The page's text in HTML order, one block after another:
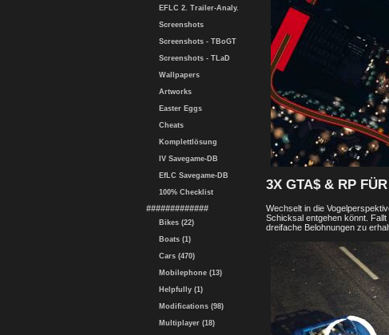
EFLC 2. Trailer-Analy.
Screenshots
Screenshots - TBoGT
Screenshots - TLaD
Wallpapers
Artworks
Easter Eggs
Cheats
Komplettlösung
IV Savegame-DB
EfLC Savegame-DB
100% Checklist
#############
Bikes (22)
Boats (1)
Cars (470)
Mobilephone (13)
Helpfully (1)
Modifications (98)
Multiplayer (18)
3X GTA$ & RP
Wechselt in die
Schicksal entgehen könnt.
dreifache Belohnungen zu